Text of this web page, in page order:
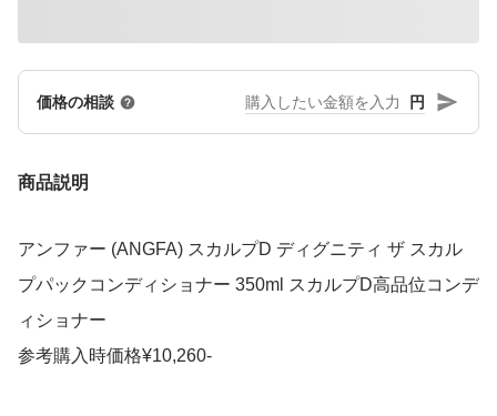
価格の相談 円
商品説明
アンファー (ANGFA) スカルプD ディグニティ ザ スカル
プパックコンディショナー 350ml スカルプD高品位コンデ
ィショナー
参考購入時価格¥10,260-